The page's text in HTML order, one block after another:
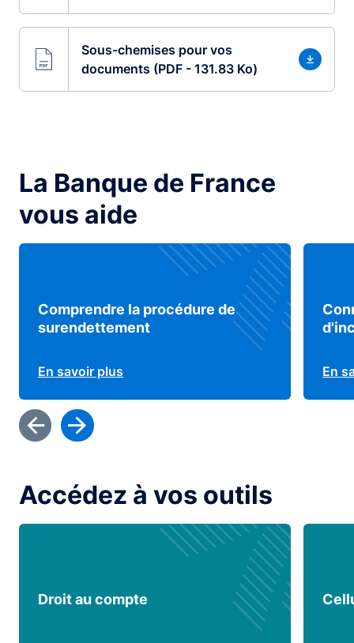
Sous-chemises pour vos
documents (PDF - 131.83 Ko)
La Banque de France
vous aide
Comprendre la procédure de
surendettement
En savoir plus En
Accédez à vos outils
Droit au compte